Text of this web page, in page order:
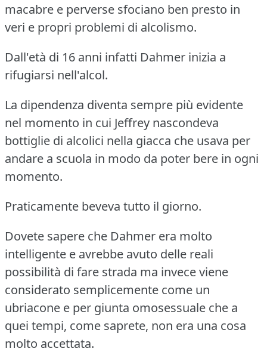
macabre e perverse sfociano ben presto in
veri e propri problemi di alcolismo.
Dall'età di 16 anni infatti Dahmer inizia a
rifugiarsi nell'alcol.
La dipendenza diventa sempre più evidente
nel momento in cui Jeffrey nascondeva
bottiglie di alcolici nella giacca che usava per
andare a scuola in modo da poter bere in ogni
momento.
Praticamente beveva tutto il giorno.
Dovete sapere che Dahmer era molto
intelligente e avrebbe avuto delle reali
possibilità di fare strada ma invece viene
considerato semplicemente come un
ubriacone e per giunta omosessuale che a
quei tempi, come saprete, non era una cosa
molto accettata.